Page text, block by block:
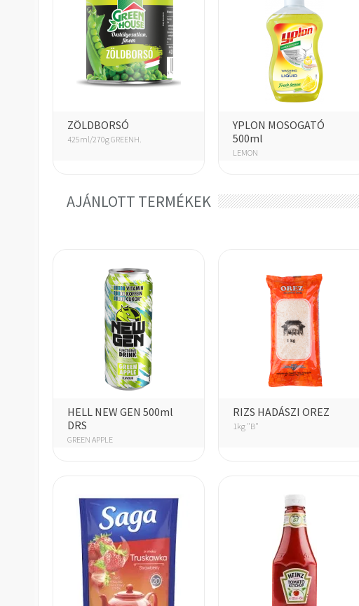
ZÖLDBORSÓ
425ml/270g GREENH.
YPLON MOSOGATÓ
500ml
LEMON
AJÁNLOTT TERMÉKEK
HELL NEW GEN 500ml
DRS
GREEN APPLE
RIZS HADÁSZI OREZ
1kg "B"